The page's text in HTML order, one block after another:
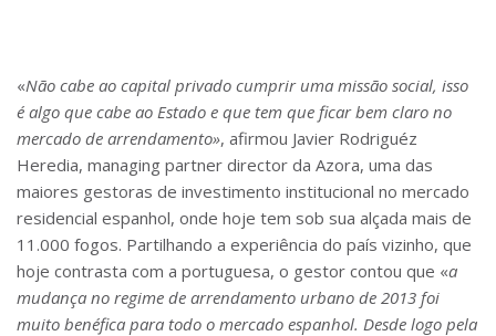
«Não cabe ao capital privado cumprir uma missão social, isso
é algo que cabe ao Estado e que tem que ficar bem claro no
mercado de arrendamento», afirmou Javier Rodriguéz
Heredia, managing partner director da Azora, uma das
maiores gestoras de investimento institucional no mercado
residencial espanhol, onde hoje tem sob sua alçada mais de
11.000 fogos. Partilhando a experiência do país vizinho, que
hoje contrasta com a portuguesa, o gestor contou que «a
mudança no regime de arrendamento urbano de 2013 foi
muito benéfica para todo o mercado espanhol. Desde logo pela